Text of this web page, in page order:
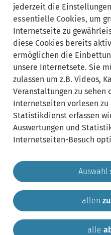
Lebenslagen:
zugeordnete
Leistungen
Gemeinde Krailling
Sitemap
jederzeit die
essentielle Cookies, um
Internetseite zu
diese Cookies bereits
ermöglichen die
unsere Internetsete. Sie
zulassen um z.B. Videos,
Veranstaltungen zu
Internetseiten vorlesen zu
Statistikdienst erfassen
Auswertungen und
Internetseiten-Besuch
Auswahl
allen
alle